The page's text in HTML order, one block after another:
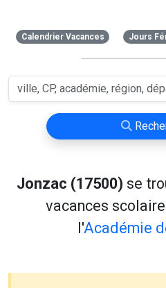
Calendrier Vacances Jours
Jonzac (17500) se
vacances
l'Académie